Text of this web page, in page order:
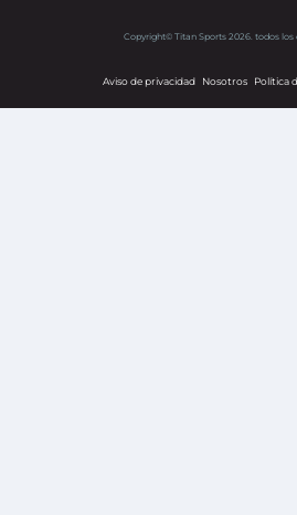
Copyright© Titan Sports 2026. todos los
Aviso de privacidad Nosotros Política